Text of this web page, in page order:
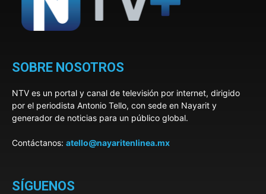
SOBRE NOSOTROS
NTV es un portal y canal de televisión por internet, dirigido
por el periodista Antonio Tello, con sede en Nayarit y
generador de noticias para un público global.
Contáctanos: atello@nayaritenlinea.mx
SÍGUENOS